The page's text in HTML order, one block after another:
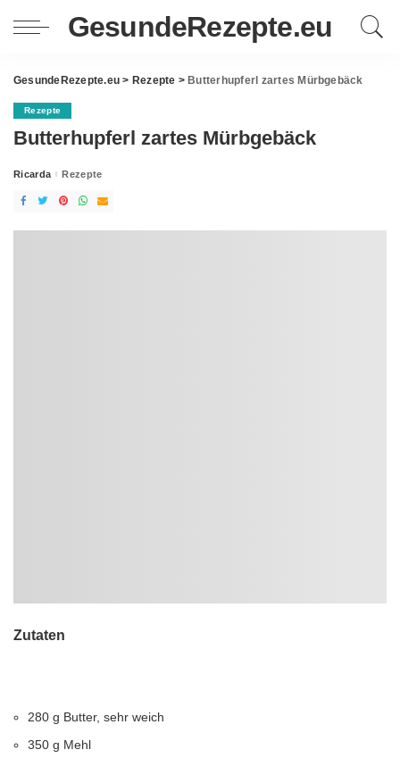
GesundeRezepte.eu
GesundeRezepte.eu > Rezepte > Butterhupferl zartes Mürbgebäck
Rezepte
Butterhupferl zartes Mürbgebäck
Posted
Ricarda Rezepte
Zutaten
280 g Butter, sehr weich
350 g Mehl